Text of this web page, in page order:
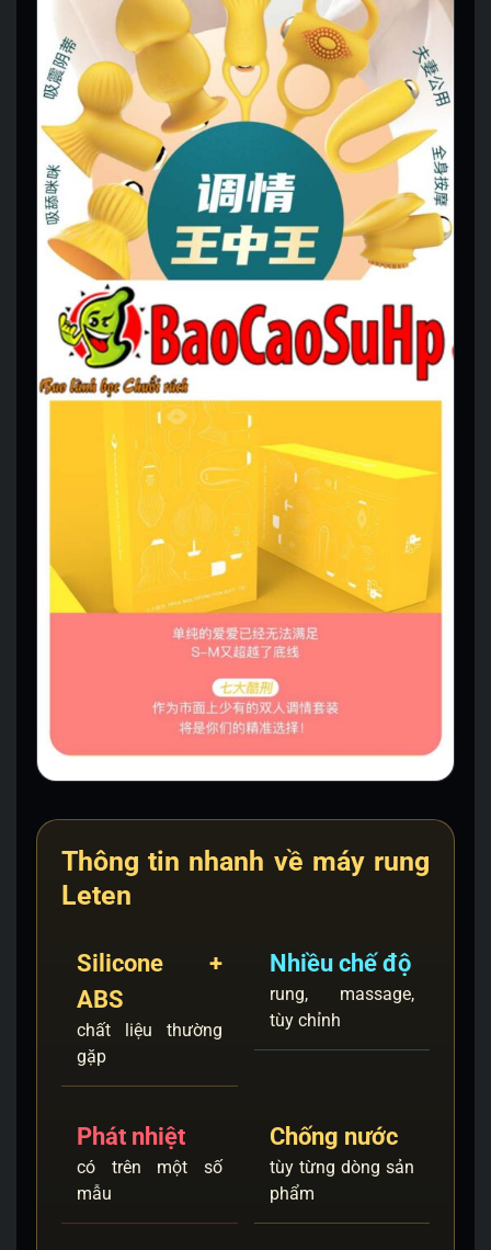
Thông tin nhanh về máy rung
Leten
Silicone +
ABS
chất liệu thường
gặp
Nhiều chế độ
rung, massage,
tùy chỉnh
Phát nhiệt
có trên một số
mẫu
Chống nước
tùy từng dòng sản
phẩm